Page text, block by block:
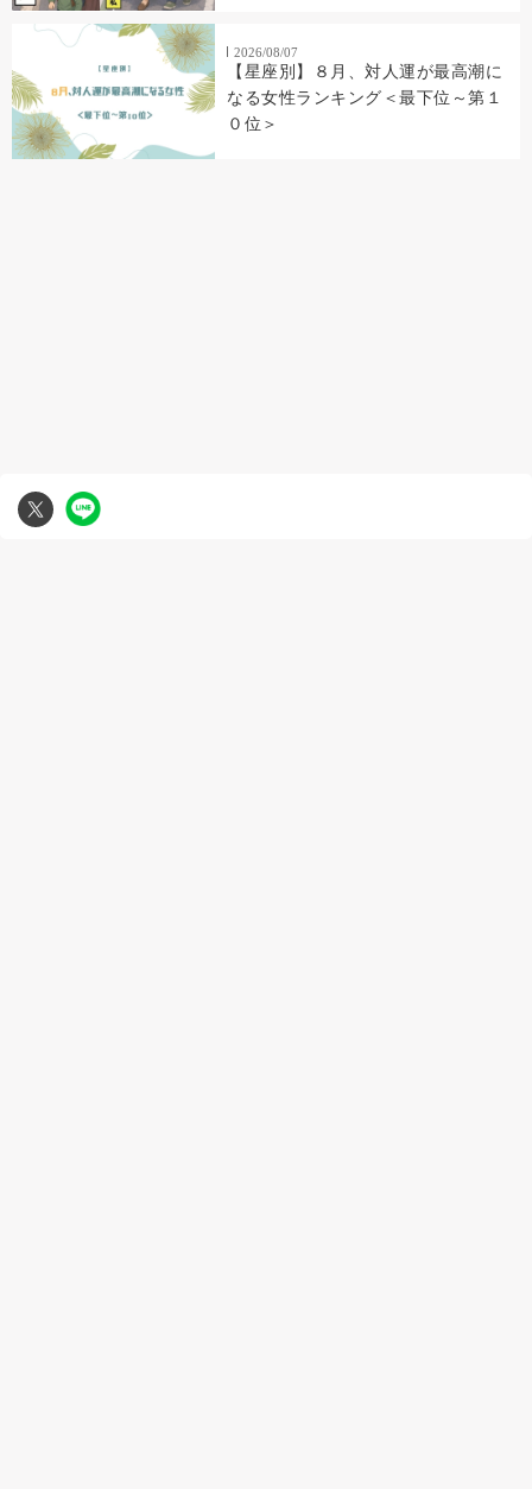
2026/08/07
【星座別】８月、対人運が最高潮に
なる女性ランキング＜最下位～第１
０位＞